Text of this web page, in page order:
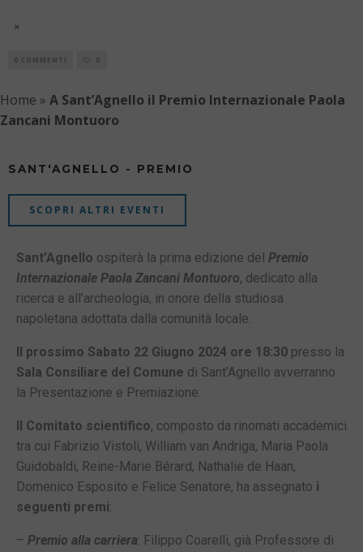
0 COMMENTI 0
Home » A Sant’Agnello il Premio Internazionale Paola
Zancani Montuoro
SANT'AGNELLO - PREMIO
SCOPRI ALTRI EVENTI
Sant’Agnello ospiterà la prima edizione del Premio
Internazionale Paola Zancani Montuoro, dedicato alla
ricerca e all’archeologia, in onore della studiosa
napoletana adottata dalla comunità locale.
Il prossimo Sabato 22 Giugno 2024 ore 18:30 presso la
Sala Consiliare del Comune di Sant’Agnello avverranno
la Presentazione e Premiazione.
Il Comitato scientifico, composto da rinomati accademici
tra cui Fabrizio Vistoli, William van Andriga, Maria Paola
Guidobaldi, Reine-Marie Bérard, Nathalie de Haan,
Domenico Esposito e Felice Senatore, ha assegnato i
seguenti premi:
– Premio alla carriera: Filippo Coarelli, già Professore di